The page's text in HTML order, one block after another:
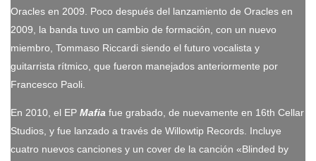
Oracles en 2009. Poco después del lanzamiento de Oracles en
2009, la banda tuvo un cambio de formación, con un nuevo
miembro, Tommaso Riccardi siendo el futuro vocalista y
guitarrista rítmico, que fueron manejados anteriormente por
Francesco Paoli.
En 2010, el EP Mafia fue grabado, de nuevamente en 16th Cellar
Studios, y fue lanzado a través de Willowtip Records. Incluye
cuatro nuevos canciones y un cover de la canción «Blinded by